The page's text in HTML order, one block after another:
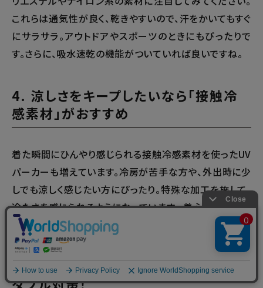
これらは通気性が良く、乾きやすいので、汗をかいてもすぐ
にサラサラ。アウトドアやスポーツのときにもぴったりで
す。さらに、吸水速乾の機能がついていれば良いですね。
4. 涼しさをキープしたいなら「接触冷
感素材」がおすすめ
着た瞬間にひんやり感じられる接触冷感素材を使ったUV
パーカーも増えています。冷房が苦手な方や、外出時に少
しでも涼しく感じたい方にぴったり。特殊な加工を施して、
冷たさを感じられるようになっています。 着心地と機能性
を兼ね備えた、夏の強い味方ですよ。
5. UVカットパーカー＋日焼け止めで
ダブル対策！